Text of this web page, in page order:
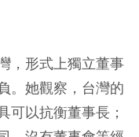
，形式上獨立董事
。她觀察，台灣的
可以抗衡董事長；